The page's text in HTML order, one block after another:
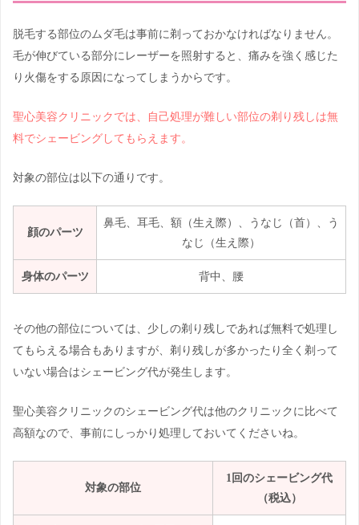
脱毛する部位のムダ毛は事前に剃っておかなければなりません。
毛が伸びている部分にレーザーを照射すると、痛みを強く感じた
り火傷をする原因になってしまうからです。
聖心美容クリニックでは、自己処理が難しい部位の剃り残しは無
料でシェービングしてもらえます。
対象の部位は以下の通りです。
顔のパーツ
鼻毛、耳毛、額（生え際）、うなじ（首）、う
なじ（生え際）
身体のパーツ 背中、腰
その他の部位については、少しの剃り残しであれば無料で処理し
てもらえる場合もありますが、剃り残しが多かったり全く剃って
いない場合はシェービング代が発生します。
聖心美容クリニックのシェービング代は他のクリニックに比べて
高額なので、事前にしっかり処理しておいてくださいね。
対象の部位
1回のシェービング代
（税込）